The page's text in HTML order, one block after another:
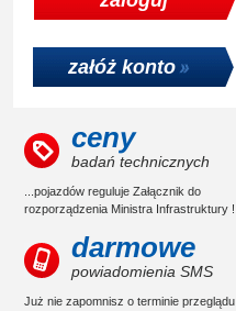
załóż konto
ceny
badań technicznych
...pojazdów reguluje Załącznik do
rozporządzenia Ministra Infrastruktury !
darmowe
powiadomienia SMS
Już nie zapomnisz o terminie przeglądu